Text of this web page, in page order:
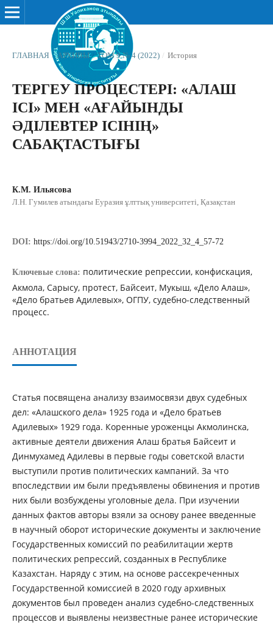
ГЛАВНАЯ / АРХИВЫ / ТОМ 9 № 4 (2022) / История
ТЕРГЕУ ПРОЦЕСТЕРІ: «АЛАШ
ІСІ» МЕН «АҒАЙЫНДЫ
ӘДІЛЕВТЕР ІСІНІҢ»
САБАҚТАСТЫҒЫ
К.М. Ильясова
Л.Н. Гумилев атындағы Еуразия ұлттық университеті, Қазақстан
DOI: https://doi.org/10.51943/2710-3994_2022_32_4_57-72
Ключевые слова: политические репрессии, конфискация,
Акмола, Сарысу, протест, Байсеит, Мукыш, «Дело Алаш»,
«Дело братьев Адилевых», ОГПУ, судебно-следственный
процесс.
АННОТАЦИЯ
Статья посвящена анализу взаимосвязи двух судебных
дел: «Алашского дела» 1925 года и «Дело братьев
Адилевых» 1929 года. Коренные уроженцы Акмолинска,
активные деятели движения Алаш братья Байсеит и
Динмухамед Адилевы в первые годы советской власти
выступили против политических кампаний. За что
впоследствии им были предъявлены обвинения и против
них были возбуждены уголовные дела. При изучении
данных фактов авторы взяли за основу ранее введенные
в научный оборот исторические документы и заключение
Государственных комиссий по реабилитации жертв
политических репрессий, созданных в Республике
Казахстан. Наряду с этим, на основе рассекреченных
Государственной комиссией в 2020 году архивных
документов был проведен анализ судебно-следственных
процессов и выявлены неизвестные ранее исторические